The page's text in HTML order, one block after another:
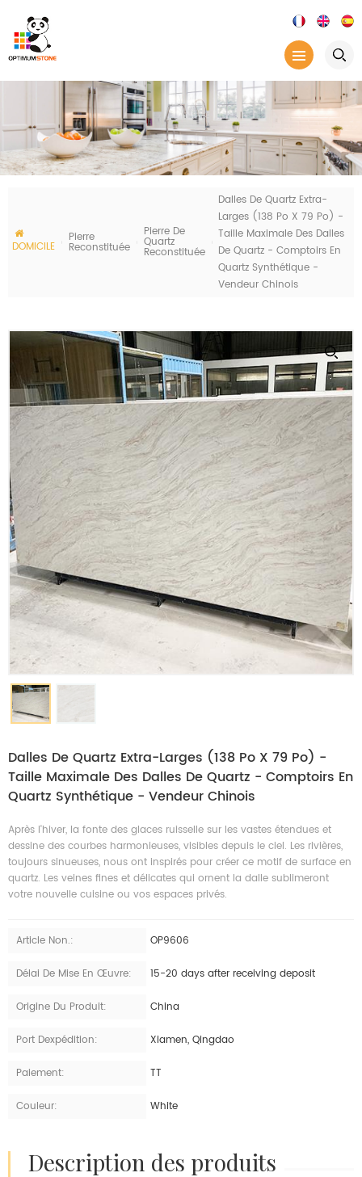
DOMICILE
Pierre
Reconstituée
Pierre De
Quartz
Reconstituée
Dalles De Quartz Extra-
Larges (138 Po X 79 Po) -
Taille Maximale Des Dalles
De Quartz - Comptoirs En
Quartz Synthétique -
Vendeur Chinois
Dalles De Quartz Extra-Larges (138 Po X 79 Po) -
Taille Maximale Des Dalles De Quartz - Comptoirs En
Quartz Synthétique - Vendeur Chinois
Après l'hiver, la fonte des glaces ruisselle sur les vastes étendues et
dessine des courbes harmonieuses, visibles depuis le ciel. Les rivières,
toujours sinueuses, nous ont inspirés pour créer ce motif de surface en
quartz. Les veines fines et délicates qui ornent la dalle sublimeront
votre nouvelle cuisine ou vos espaces privés.
Article Non.: OP9606
Délai De Mise En Œuvre: 15-20 days after receiving deposit
Origine Du Produit: China
Port Dexpédition: Xiamen, Qingdao
Paiement: TT
Couleur: White
description des produits